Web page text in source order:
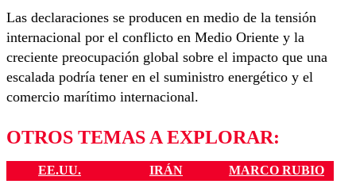
Las declaraciones se producen en medio de la tensión
internacional por el conflicto en Medio Oriente y la
creciente preocupación global sobre el impacto que una
escalada podría tener en el suministro energético y el
comercio marítimo internacional.
OTROS TEMAS A EXPLORAR:
EE.UU. IRÁN MARCO RUBIO